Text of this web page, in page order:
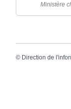
Ministère
© Direction de